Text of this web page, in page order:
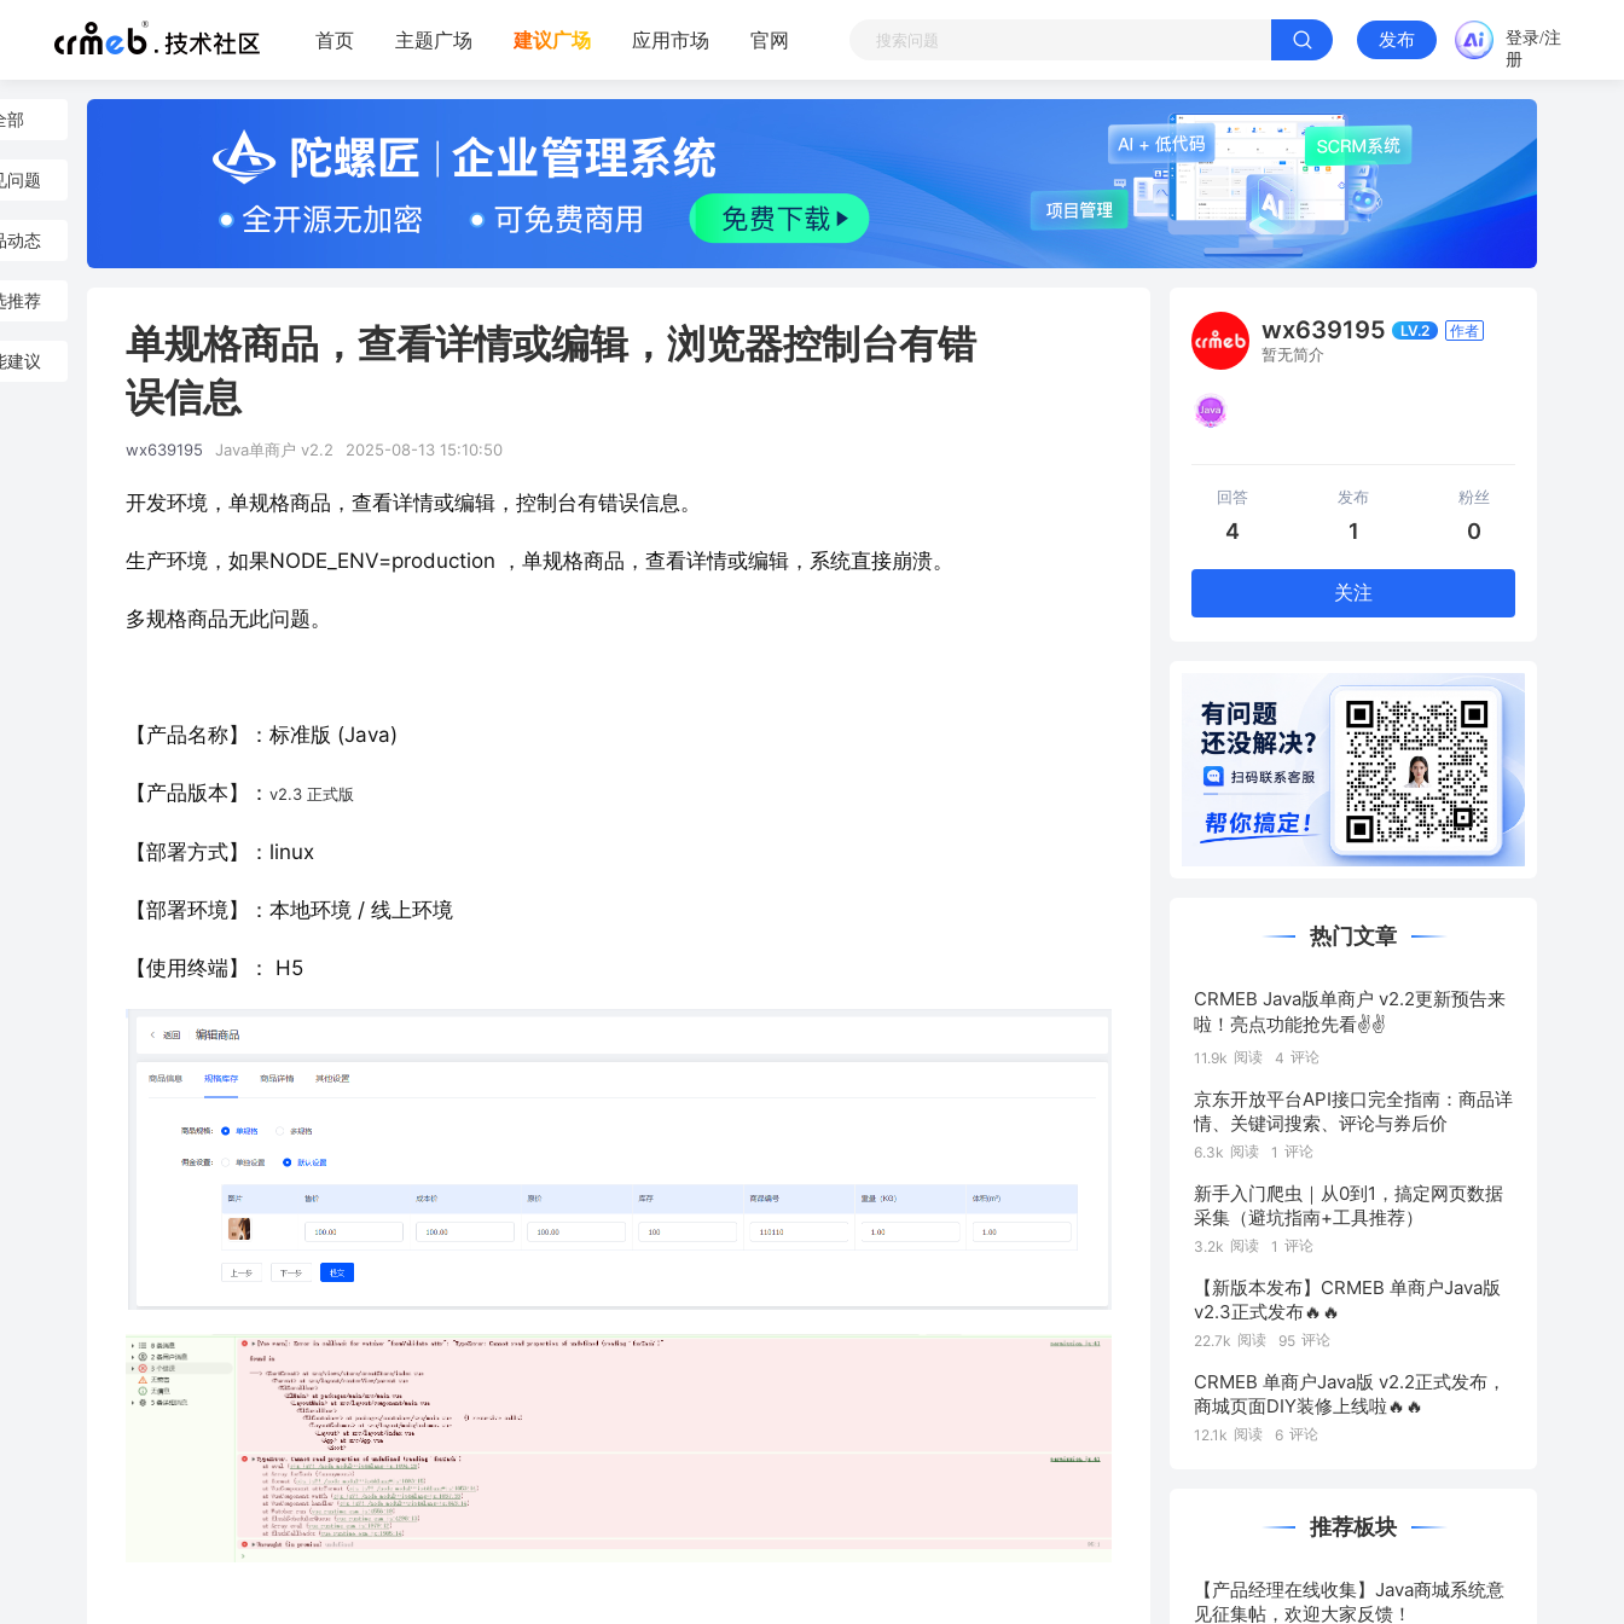
首页 主题广场 建议广场 应用市场 官网 发布
登录/注
册
部
问题
动态
推荐
建议
单规格商品，查看详情或编辑，浏览器控制台有错
误信息
wx639195 Java单商户 v2.2 2025-08-13 15:10:50
开发环境，单规格商品，查看详情或编辑，控制台有错误信息。
生产环境，如果NODE_ENV=production ，单规格商品，查看详情或编辑，系统直接崩溃。
多规格商品无此问题。
【产品名称】：标准版 (Java)
【产品版本】： v2.3 正式版
【部署方式】：linux
【部署环境】：本地环境 / 线上环境
【使用终端】： H5
wx639195 LV.2 作者
暂无简介
回答
4
发布
1
粉丝
0
关注
热门文章
CRMEB Java版单商户 v2.2更新预告来
啦！亮点功能抢先看✌️✌️
11.9k 阅读 4 评论
京东开放平台API接口完全指南：商品详
情、关键词搜索、评论与券后价
6.3k 阅读 1 评论
新手入门爬虫｜从0到1，搞定网页数据
采集（避坑指南+工具推荐）
3.2k 阅读 1 评论
【新版本发布】CRMEB 单商户Java版
v2.3正式发布🔥🔥
22.7k 阅读 95 评论
CRMEB 单商户Java版 v2.2正式发布，
商城页面DIY装修上线啦🔥🔥
12.1k 阅读 6 评论
推荐板块
【产品经理在线收集】Java商城系统意
见征集帖，欢迎大家反馈！